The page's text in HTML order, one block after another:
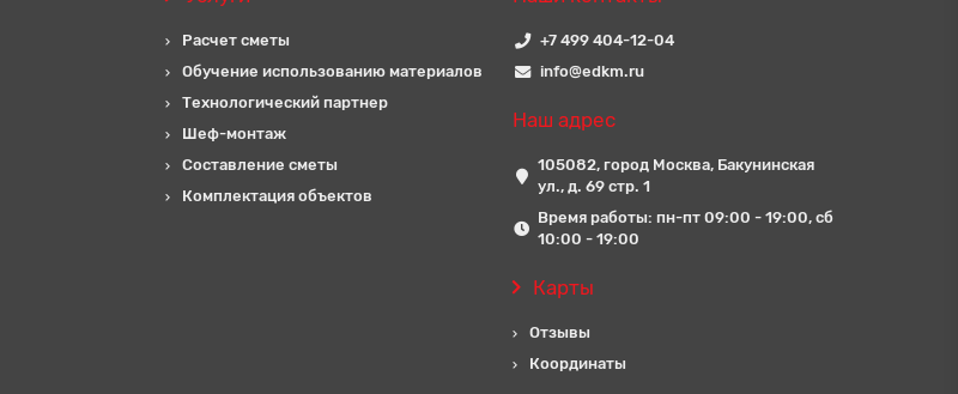
Расчет сметы
Обучение использованию материалов
Технологический партнер
Шеф-монтаж
Составление сметы
Комплектация объектов
+7 499 404-12-04
info@edkm.ru
Наш адрес
105082, город Москва, Бакунинская
ул., д. 69 стр. 1
Время работы: пн-пт 09:00 - 19:00, сб
10:00 - 19:00
Карты
Отзывы
Координаты